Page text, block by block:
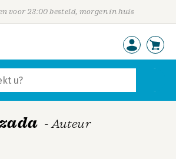
voor 23:00 besteld, morgen in huis
- Auteur